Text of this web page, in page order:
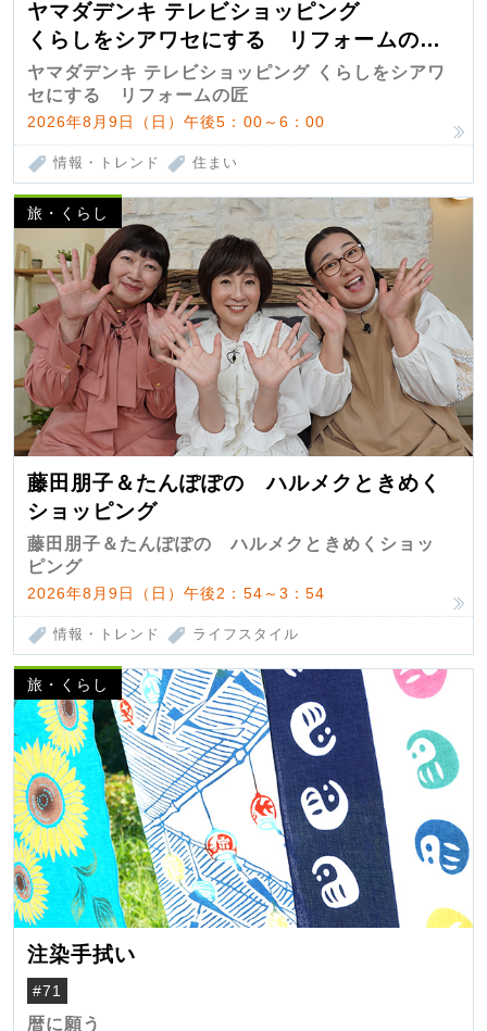
ヤマダデンキ テレビショッピング
くらしをシアワセにする リフォームの
匠 第7弾
ヤマダデンキ テレビショッピング くらしをシアワ
セにする リフォームの匠
2026年8月9日（日）午後5：00～6：00
情報・トレンド 住まい
旅・くらし
藤田朋子＆たんぽぽの ハルメクときめく
ショッピング
藤田朋子＆たんぽぽの ハルメクときめくショッ
ピング
2026年8月9日（日）午後2：54～3：54
情報・トレンド ライフスタイル
旅・くらし
注染手拭い
#71
暦に願う